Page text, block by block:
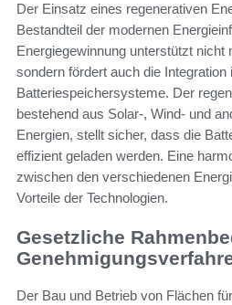
Der Einsatz eines regenerativen
Bestandteil der modernen
Energiegewinnung unterstützt nicht
sondern fördert auch die Integration
Batteriespeichersysteme. Der
bestehend aus Solar-, Wind- und
Energien, stellt sicher, dass die
effizient geladen werden. Eine
zwischen den verschiedenen
Vorteile der Technologien.
Gesetzliche
Der Bau und Betrieb von Flächen